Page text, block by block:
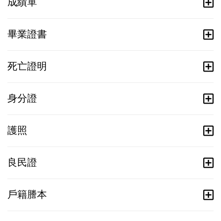
畢業證書
死亡證明
身分證
護照
良民證
戶籍謄本